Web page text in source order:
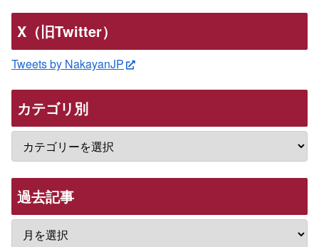
X（旧Twitter）
Tweets by NakayanJP
カテゴリ別
過去記事